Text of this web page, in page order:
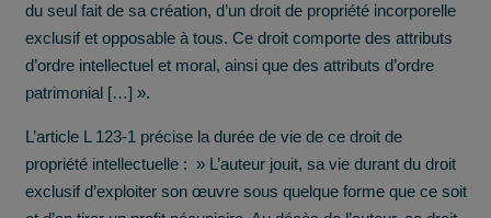
du seul fait de sa création, d’un droit de propriété incorporelle
exclusif et opposable à tous. Ce droit comporte des attributs
d’ordre intellectuel et moral, ainsi que des attributs d’ordre
patrimonial […] ».
L’article L 123-1 précise la durée de vie de ce droit de
propriété intellectuelle : » L’auteur jouit, sa vie durant du droit
exclusif d’exploiter son œuvre sous quelque forme que ce soit